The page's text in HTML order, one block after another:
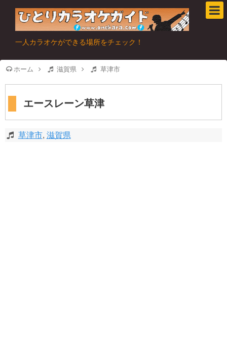
一人カラオケができる場所をチェック！
ホーム 滋賀県 草津市
エースレーン草津
草津市, 滋賀県